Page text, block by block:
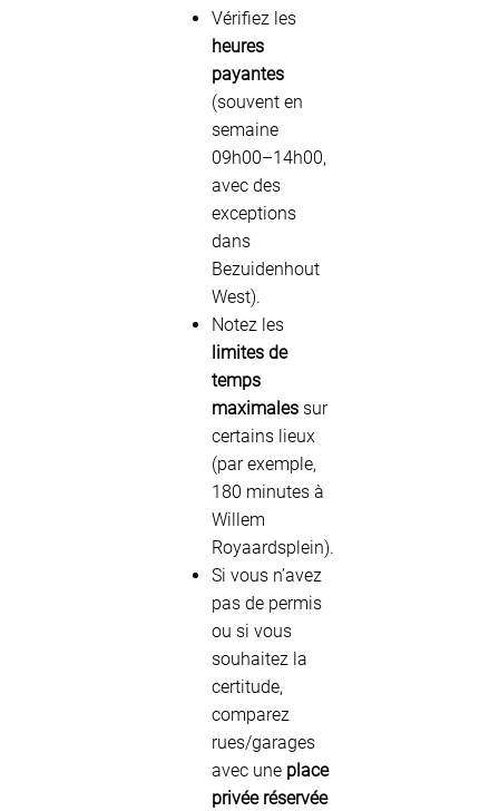
Vérifiez les
heures
payantes
(souvent en
semaine
09h00–14h00,
avec des
exceptions
dans
Bezuidenhout
West).
Notez les
limites de
temps
maximales sur
certains lieux
(par exemple,
180 minutes à
Willem
Royaardsplein).
Si vous n’avez
pas de permis
ou si vous
souhaitez la
certitude,
comparez
rues/garages
avec une place
privée réservée